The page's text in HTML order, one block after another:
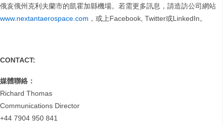
俄亥俄州克利夫蘭市的凱霍加縣機場。若需更多訊息，請造訪公司網站
www.nextantaerospace.com ，或上Facebook, Twitter或LinkedIn。
CONTACT:
媒體聯絡：
Richard Thomas
Communications Director
+44 7904 950 841